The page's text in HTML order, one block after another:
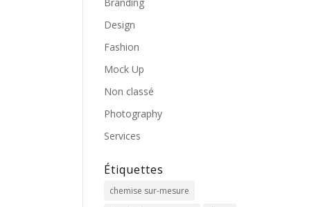
Design
Fashion
Mock Up
Non classé
Photography
Services
Étiquettes
chemise sur-mesure